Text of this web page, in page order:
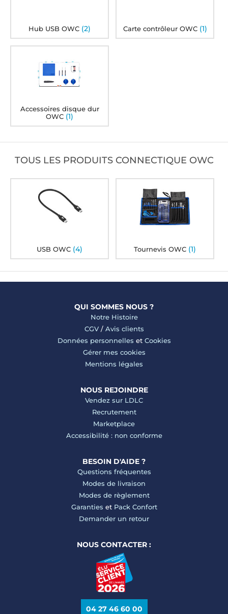
Hub USB OWC (2) Carte contrôleur OWC (1)
Accessoires disque dur
OWC (1)
TOUS LES PRODUITS CONNECTIQUE OWC
USB OWC (4) Tournevis OWC (1)
QUI SOMMES NOUS ?
Notre Histoire
CGV/ Avis clients
Données personnelles et Cookies
Gérer mes cookies
Mentions légales
NOUS REJOINDRE
Vendez sur LDLC
Recrutement
Marketplace
Accessibilité : non conforme
BESOIN D'AIDE ?
Questions fréquentes
Modes de livraison
Modes de règlement
Garanties et Pack Confort
Demander un retour
NOUS CONTACTER :
04 27 46 60 00